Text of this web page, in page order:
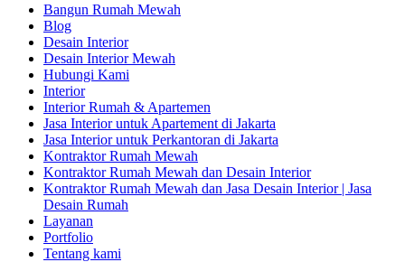
Bangun Rumah Mewah
Blog
Desain Interior
Desain Interior Mewah
Hubungi Kami
Interior
Interior Rumah & Apartemen
Jasa Interior untuk Apartement di Jakarta
Jasa Interior untuk Perkantoran di Jakarta
Kontraktor Rumah Mewah
Kontraktor Rumah Mewah dan Desain Interior
Kontraktor Rumah Mewah dan Jasa Desain Interior | Jasa
Desain Rumah
Layanan
Portfolio
Tentang kami